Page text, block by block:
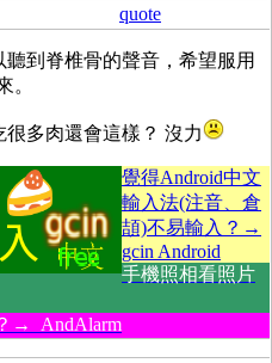
quote
到脊椎骨的聲音，希望服用
。
多肉還會這樣？ 沒力
覺得Android中文
輸入法(注音、倉
頡)不易輸入？→
gcin Android
手機照相看照片
→ AndAlarm